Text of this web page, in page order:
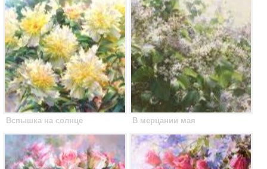
Вспышка на солнце В мерцании мая